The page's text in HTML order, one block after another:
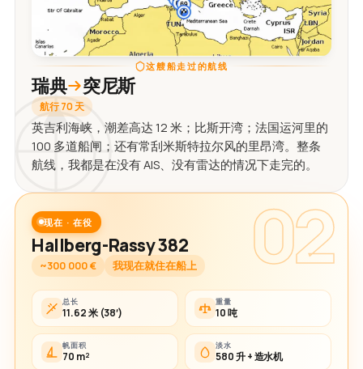
这艘船走过的航线
瑞典 突尼斯
航行 70 天
英吉利海峡，潮差高达 12 米；比斯开湾；法国运河里的
100 多道船闸；还有常刮米斯特拉尔风的里昂湾。整条
航线，我都是在没有 AIS、没有雷达的情况下走完的。
02
现在 · 在役
Hallberg-Rassy 382
~300 000 € 我现在就住在船上
总长
11.62 米 (38′)
重量
10 吨
帆面积
70 m²
淡水
580 升 + 造水机